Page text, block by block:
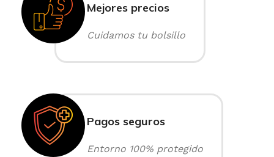
Mejores precios
Cuidamos tu bolsillo
Pagos seguros
Entorno 100% protegido